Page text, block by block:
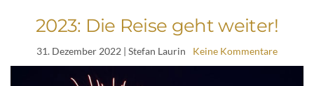
2023: Die Reise geht weiter!
31. Dezember 2022 | Stefan Laurin Keine Kommentare